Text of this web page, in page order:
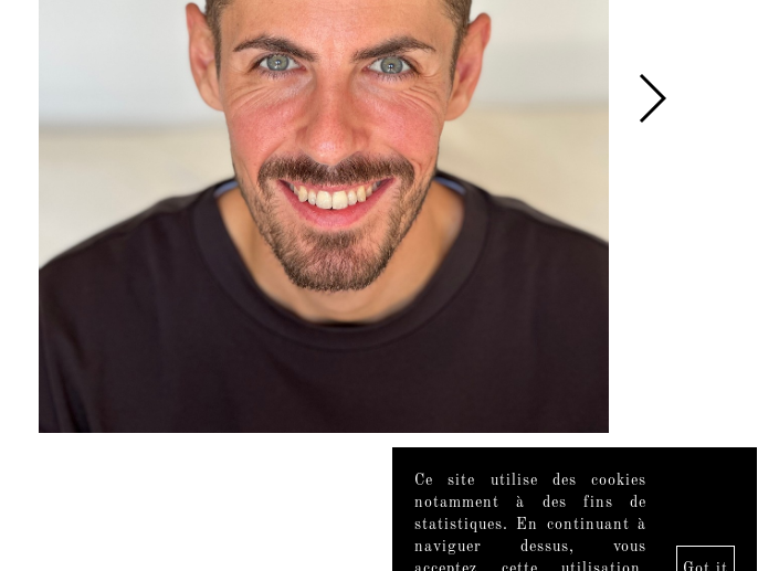
Ce site utilise des cookies
notamment à des fins de
statistiques. En continuant à
naviguer dessus, vous